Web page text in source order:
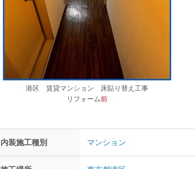
港区 賃貸マンション 床貼り替え工事
リフォーム前
内装施工種別 マンション